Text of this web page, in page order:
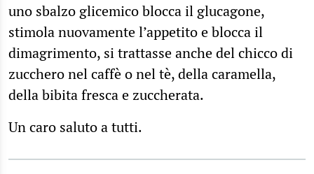
uno sbalzo glicemico blocca il glucagone,
stimola nuovamente l’appetito e blocca il
dimagrimento, si trattasse anche del chicco di
zucchero nel caffè o nel tè, della caramella,
della bibita fresca e zuccherata.
Un caro saluto a tutti.